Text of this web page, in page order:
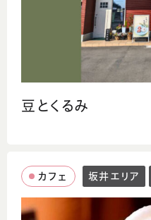
豆とくるみ
カフェ 坂井エリア